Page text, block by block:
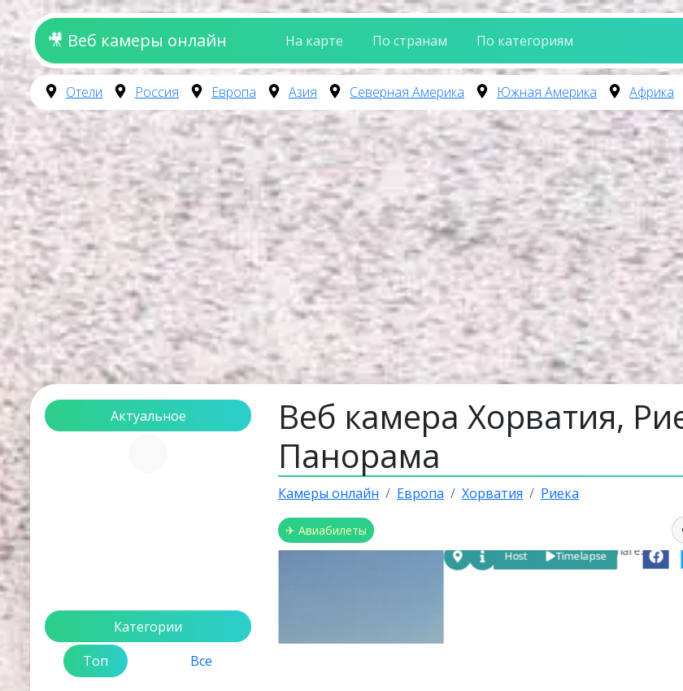
🎥 Веб камеры онлайн На карте По странам По категориям
Отели Россия Европа Азия Северная Америка Южная Америка Африка
Актуальное
Категории
Топ
Все
Веб камера Хорватия,
Панорама
Камеры онлайн Европа Хорватия Риека
✈ Авиабилеты